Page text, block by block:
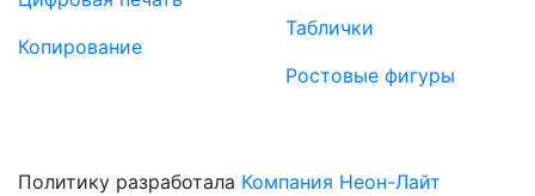
Копирование
Таблички
Ростовые фигуры
Политику разработала Компания Неон-Лайт